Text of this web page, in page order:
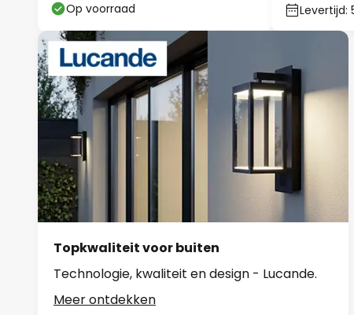
Technologie, kwaliteit en design - Lucande.
Meer ontdekken